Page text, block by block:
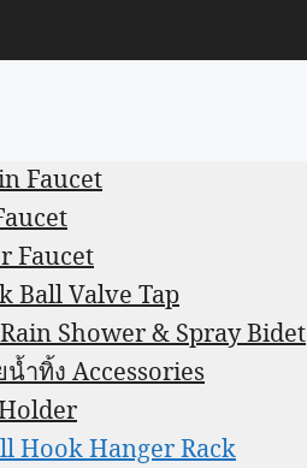
Faucet
Faucet
Ball Valve Tap
Shower & Spray Bidet
ำทิ้ง Accessories
Hook Hanger Rack